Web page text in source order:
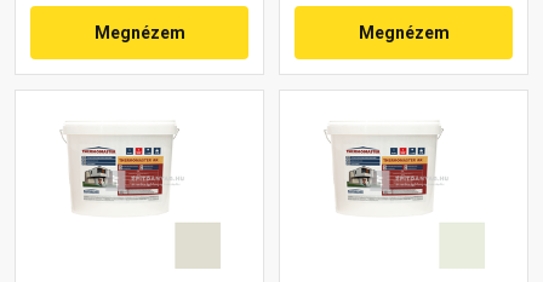
Megnézem Megnézem